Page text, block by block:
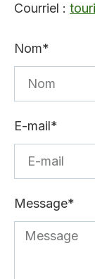
Courriel :
Nom*
E-mail*
Message*